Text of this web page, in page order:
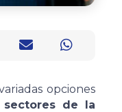
opciones
de la